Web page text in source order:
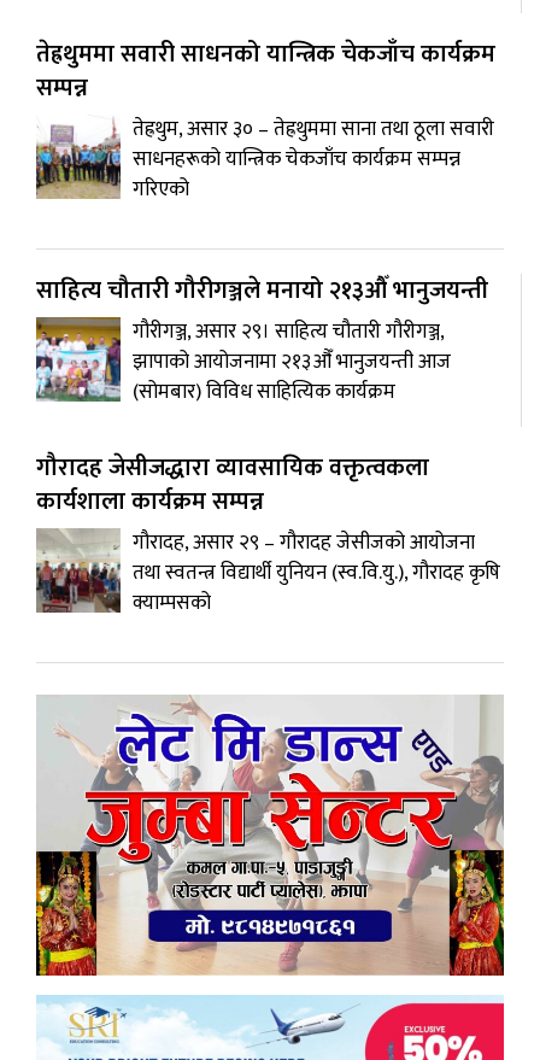
तेह्रथुममा सवारी साधनको यान्त्रिक चेकजाँच कार्यक्रम
सम्पन्न
तेह्रथुम, असार ३० – तेह्रथुममा साना तथा ठूला सवारी
साधनहरूको यान्त्रिक चेकजाँच कार्यक्रम सम्पन्न
गरिएको
साहित्य चौतारी गौरीगञ्जले मनायो २१३औँ भानुजयन्ती
गौरीगञ्ज, असार २९। साहित्य चौतारी गौरीगञ्ज,
झापाको आयोजनामा २१३औँ भानुजयन्ती आज
(सोमबार) विविध साहित्यिक कार्यक्रम
गौरादह जेसीजद्धारा व्यावसायिक वक्तृत्वकला
कार्यशाला कार्यक्रम सम्पन्न
गौरादह, असार २९ – गौरादह जेसीजको आयोजना
तथा स्वतन्त्र विद्यार्थी युनियन (स्व.वि.यु.), गौरादह कृषि
क्याम्पसको